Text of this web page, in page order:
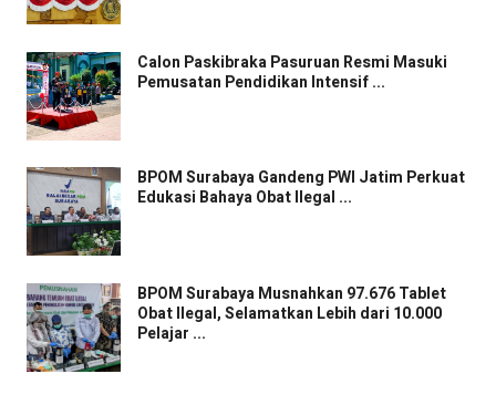
Calon Paskibraka Pasuruan Resmi Masuki
Pemusatan Pendidikan Intensif ...
BPOM Surabaya Gandeng PWI Jatim Perkuat
Edukasi Bahaya Obat Ilegal ...
BPOM Surabaya Musnahkan 97.676 Tablet
Obat Ilegal, Selamatkan Lebih dari 10.000
Pelajar ...